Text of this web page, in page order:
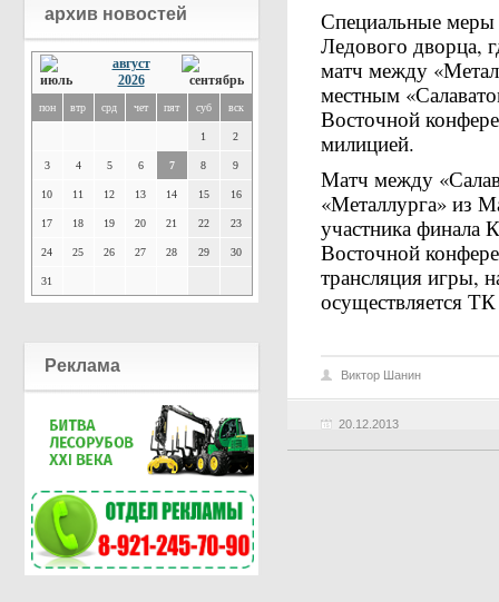
архив новостей
август
2026
пон втр срд чет пят суб вск
1 2
3 4 5 6 7 8 9
10 11 12 13 14 15 16
17 18 19 20 21 22 23
24 25 26 27 28 29 30
31
Реклама
Специальные меры
Ледового дворца,
матч между
местным
Восточной
милицией.
Матч между
«Металлурга» из
участника финала
Восточной
трансляция игры,
осуществляется
20.12.2013
Виктор Шанин